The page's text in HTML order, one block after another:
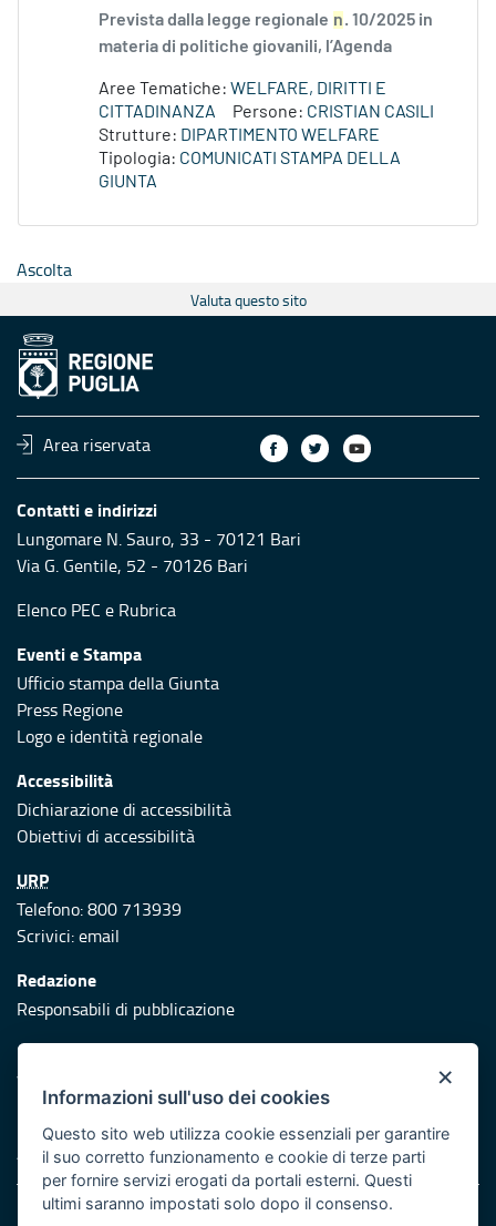
Prevista dalla legge regionale n. 10/2025 in
materia di politiche giovanili, l’Agenda
Aree Tematiche: WELFARE, DIRITTI E
CITTADINANZA
Persone: CRISTIAN CASILI
Strutture: DIPARTIMENTO WELFARE
Tipologia: COMUNICATI STAMPA DELLA
GIUNTA
Ascolta
Valuta questo sito
Area riservata
Contatti e indirizzi
Lungomare N. Sauro, 33 - 70121 Bari
Via G. Gentile, 52 - 70126 Bari
Elenco PEC e Rubrica
Eventi e Stampa
Ufficio stampa della Giunta
Press Regione
Logo e identità regionale
Accessibilità
Dichiarazione di accessibilità
Obiettivi di accessibilità
URP
Telefono: 800 713939
Scrivici:email
Redazione
Responsabili di pubblicazione
Protezione civile
Vai al sito di Protezione Civile Puglia
Iniziativa finanziata con risorse del POR Puglia 2014/2020 -
Asse XI
Note legali
×
Informazioni sull'uso dei cookies
Questo sito web utilizza cookie essenziali per garantire
il suo corretto funzionamento e cookie di terze parti
per fornire servizi erogati da portali esterni. Questi
ultimi saranno impostati solo dopo il consenso.